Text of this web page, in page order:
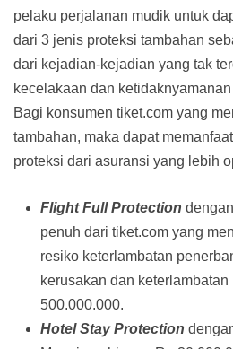
pelaku perjalanan mudik untuk
dari 3 jenis proteksi tambahan
dari kejadian-kejadian yang tak
kecelakaan dan
Bagi konsumen tiket.com yang
tambahan, maka dapat
proteksi dari asuransi yang lebih
Flight Full Protection
penuh dari tiket.com yang
resiko keterlambatan
kerusakan dan
500.000.000.
Hotel Stay Protection